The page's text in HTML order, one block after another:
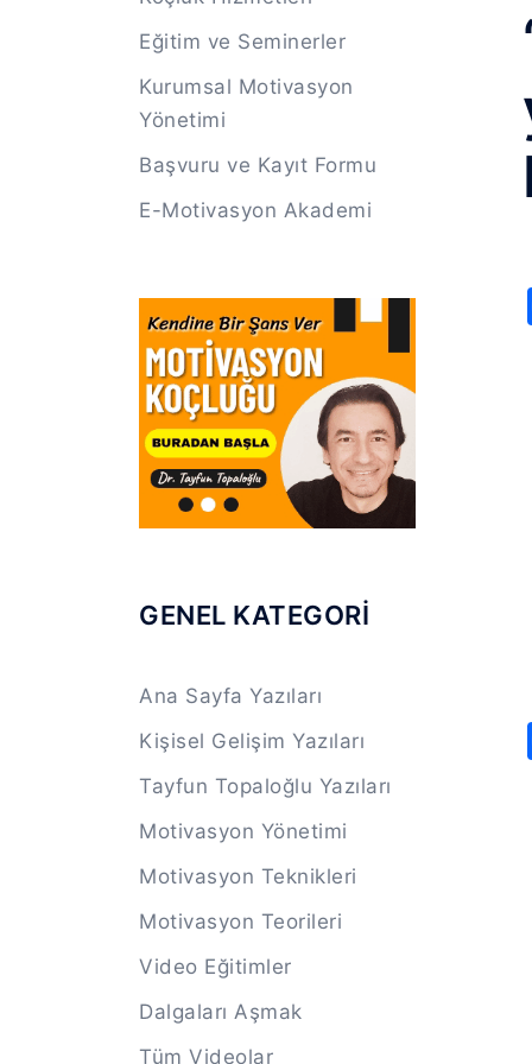
Eğitim ve Seminerler
Kurumsal Motivasyon
Yönetimi
Başvuru ve Kayıt Formu
E-Motivasyon Akademi
GENEL KATEGORİ
Ana Sayfa Yazıları
Kişisel Gelişim Yazıları
Tayfun Topaloğlu Yazıları
Motivasyon Yönetimi
Motivasyon Teknikleri
Motivasyon Teorileri
Video Eğitimler
Dalgaları Aşmak
Tüm Videolar